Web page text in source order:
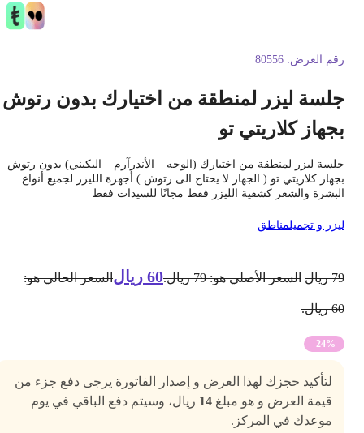
العرض: 80556
ليزر لمنطقة من اختيارك بدون رتوش
كلاريتي تو
ليزر لمنطقة من اختيارك (الوجه – الأندرآرم – البكيني) بدون رتوش
كلاريتي تو ( الجهاز لا يحتاج الى رتوش ) أجهزة الليزر لجميع أنواع
والشعر كشفية الليزر فقط مجانًا للسيدات فقط
و تجميلمناطق
ريال السعر الأصلي هو: 79 ريال. 60 ريال السعر الحالي هو:
-24%
لتأكيد حجزك لهذا العرض و إصدار الفاتورة يرجى دفع جزء من
قيمة العرض و هو مبلغ14ريال، وسيتم دفع الباقي في يوم
موعدك في المركز.